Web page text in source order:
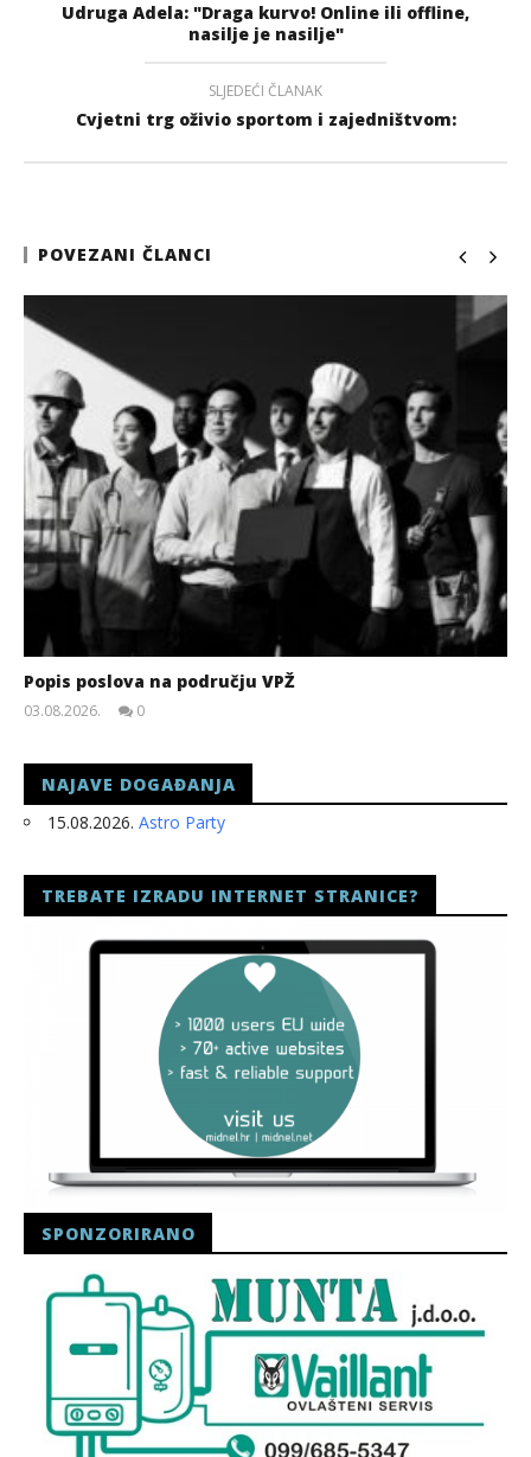
Udruga Adela: "Draga kurvo! Online ili offline,
nasilje je nasilje"
SLJEDEĆI ČLANAK
Cvjetni trg oživio sportom i zajedništvom:
POVEZANI ČLANCI
Popis poslova na području VPŽ
03.08.2026.
0
NAJAVE DOGAĐANJA
15.08.2026. Astro Party
TREBATE IZRADU INTERNET STRANICE?
SPONZORIRANO